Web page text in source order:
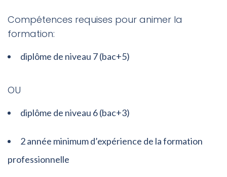
Compétences requises pour animer la
formation:
diplôme de niveau 7 (bac+5)
OU
diplôme de niveau 6 (bac+3)
2 année minimum d’expérience de la formation
professionnelle